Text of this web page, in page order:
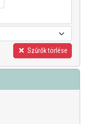
Szűrők törlése